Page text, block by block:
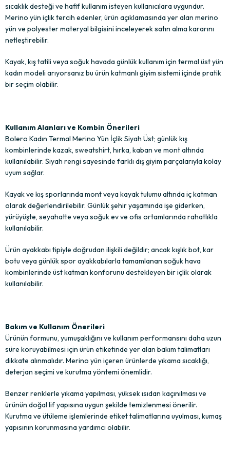
sıcaklık desteği ve hafif kullanım isteyen kullanıcılara uygundur.
Merino yün içlik tercih edenler, ürün açıklamasında yer alan merino
yün ve polyester materyal bilgisini inceleyerek satın alma kararını
netleştirebilir.
Kayak, kış tatili veya soğuk havada günlük kullanım için termal üst yün
kadın modeli arıyorsanız bu ürün katmanlı giyim sistemi içinde pratik
bir seçim olabilir.
Kullanım Alanları ve Kombin Önerileri
Bolero Kadın Termal Merino Yün İçlik Siyah Üst; günlük kış
kombinlerinde kazak, sweatshirt, hırka, kaban ve mont altında
kullanılabilir. Siyah rengi sayesinde farklı dış giyim parçalarıyla kolay
uyum sağlar.
Kayak ve kış sporlarında mont veya kayak tulumu altında iç katman
olarak değerlendirilebilir. Günlük şehir yaşamında işe giderken,
yürüyüşte, seyahatte veya soğuk ev ve ofis ortamlarında rahatlıkla
kullanılabilir.
Ürün ayakkabı tipiyle doğrudan ilişkili değildir; ancak kışlık bot, kar
botu veya günlük spor ayakkabılarla tamamlanan soğuk hava
kombinlerinde üst katman konforunu destekleyen bir içlik olarak
kullanılabilir.
Bakım ve Kullanım Önerileri
Ürünün formunu, yumuşaklığını ve kullanım performansını daha uzun
süre koruyabilmesi için ürün etiketinde yer alan bakım talimatları
dikkate alınmalıdır. Merino yün içeren ürünlerde yıkama sıcaklığı,
deterjan seçimi ve kurutma yöntemi önemlidir.
Benzer renklerle yıkama yapılması, yüksek ısıdan kaçınılması ve
ürünün doğal lif yapısına uygun şekilde temizlenmesi önerilir.
Kurutma ve ütüleme işlemlerinde etiket talimatlarına uyulması, kumaş
yapısının korunmasına yardımcı olabilir.